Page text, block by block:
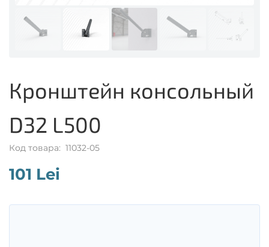
Кронштейн консольный
D32 L500
Код товара: 11032-05
101 Lei